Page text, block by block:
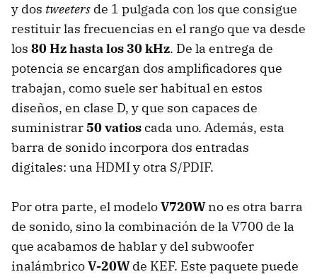
y dos tweeters de 1 pulgada con los que consigue
restituir las frecuencias en el rango que va desde
los 80 Hz hasta los 30 kHz. De la entrega de
potencia se encargan dos amplificadores que
trabajan, como suele ser habitual en estos
diseños, en clase D, y que son capaces de
suministrar50 vatioscada uno. Además, esta
barra de sonido incorpora dos entradas
digitales: una HDMI y otra S/PDIF.
Por otra parte, el modeloV720Wno es otra barra
de sonido, sino la combinación de la V700 de la
que acabamos de hablar y del subwoofer
inalámbricoV-20Wde KEF. Este paquete puede